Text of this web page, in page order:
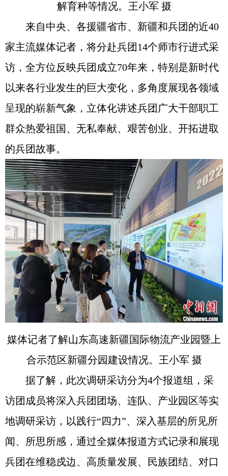
解育种等情况。王小军 摄
来自中央、各援疆省市、新疆和兵团的近40
家主流媒体记者，将分赴兵团14个师市行进式采
访，全方位反映兵团成立70年来，特别是新时代
以来各行业发生的巨大变化，多角度展现各领域
呈现的崭新气象，立体化讲述兵团广大干部职工
群众热爱祖国、无私奉献、艰苦创业、开拓进取
的兵团故事。
媒体记者了解山东高速新疆国际物流产业园暨上
合示范区新疆分园建设情况。王小军 摄
据了解，此次调研采访分为4个报道组，采
访团成员将深入兵团团场、连队、产业园区等实
地调研采访，以践行“四力”、深入基层的所见所
闻、所思所感，通过全媒体报道方式记录和展现
兵团在维稳戍边、高质量发展、民族团结、对口